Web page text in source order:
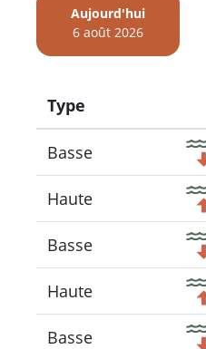
Aujourd'hui
6 août 2026
Type
Basse
Haute
Basse
Haute
Basse